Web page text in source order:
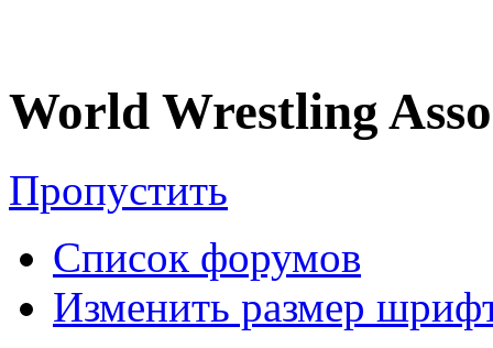
World Wrestling
Пропустить
Список форумов
Изменить размер